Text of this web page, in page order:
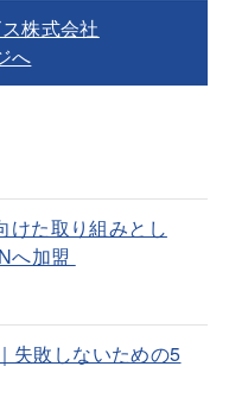
株式会社
へ
けた取り組みとし
へ加盟
失敗しないための5